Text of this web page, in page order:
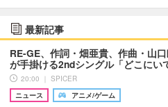
最新記事
RE-GE、作詞・畑亜貴、作曲・山
が手掛ける2ndシングル「どこに
20:00 ｜ SPICER
ニュース
アニメ/ゲーム